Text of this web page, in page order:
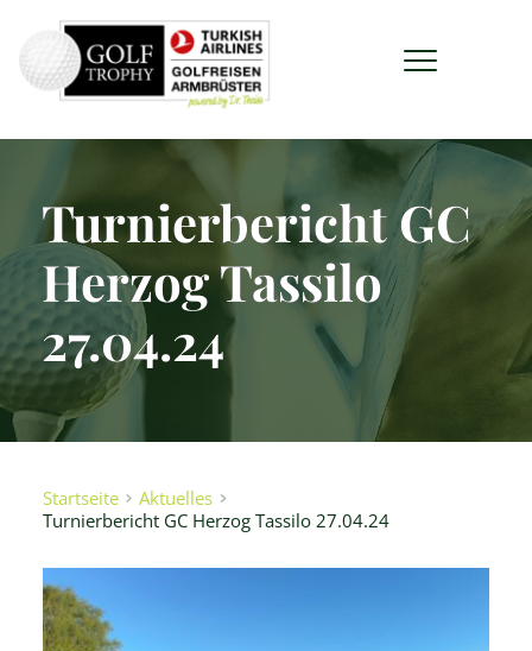
Turnierbericht GC
Herzog Tassilo
27.04.24
Startseite
Aktuelles
Turnierbericht GC Herzog Tassilo 27.04.24